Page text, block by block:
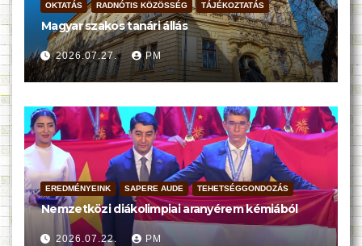
OKTATÁS RADNÓTIS KÖZÖSSÉG TÁJÉKOZTATÁS
Magyar szakos tanári állás
2026.07.27. PM
EREDMÉNYEINK SAPERE AUDE TEHETSÉGGONDOZÁS
Nemzetközi diákolimpiai aranyérem kémiából
2026.07.22. PM